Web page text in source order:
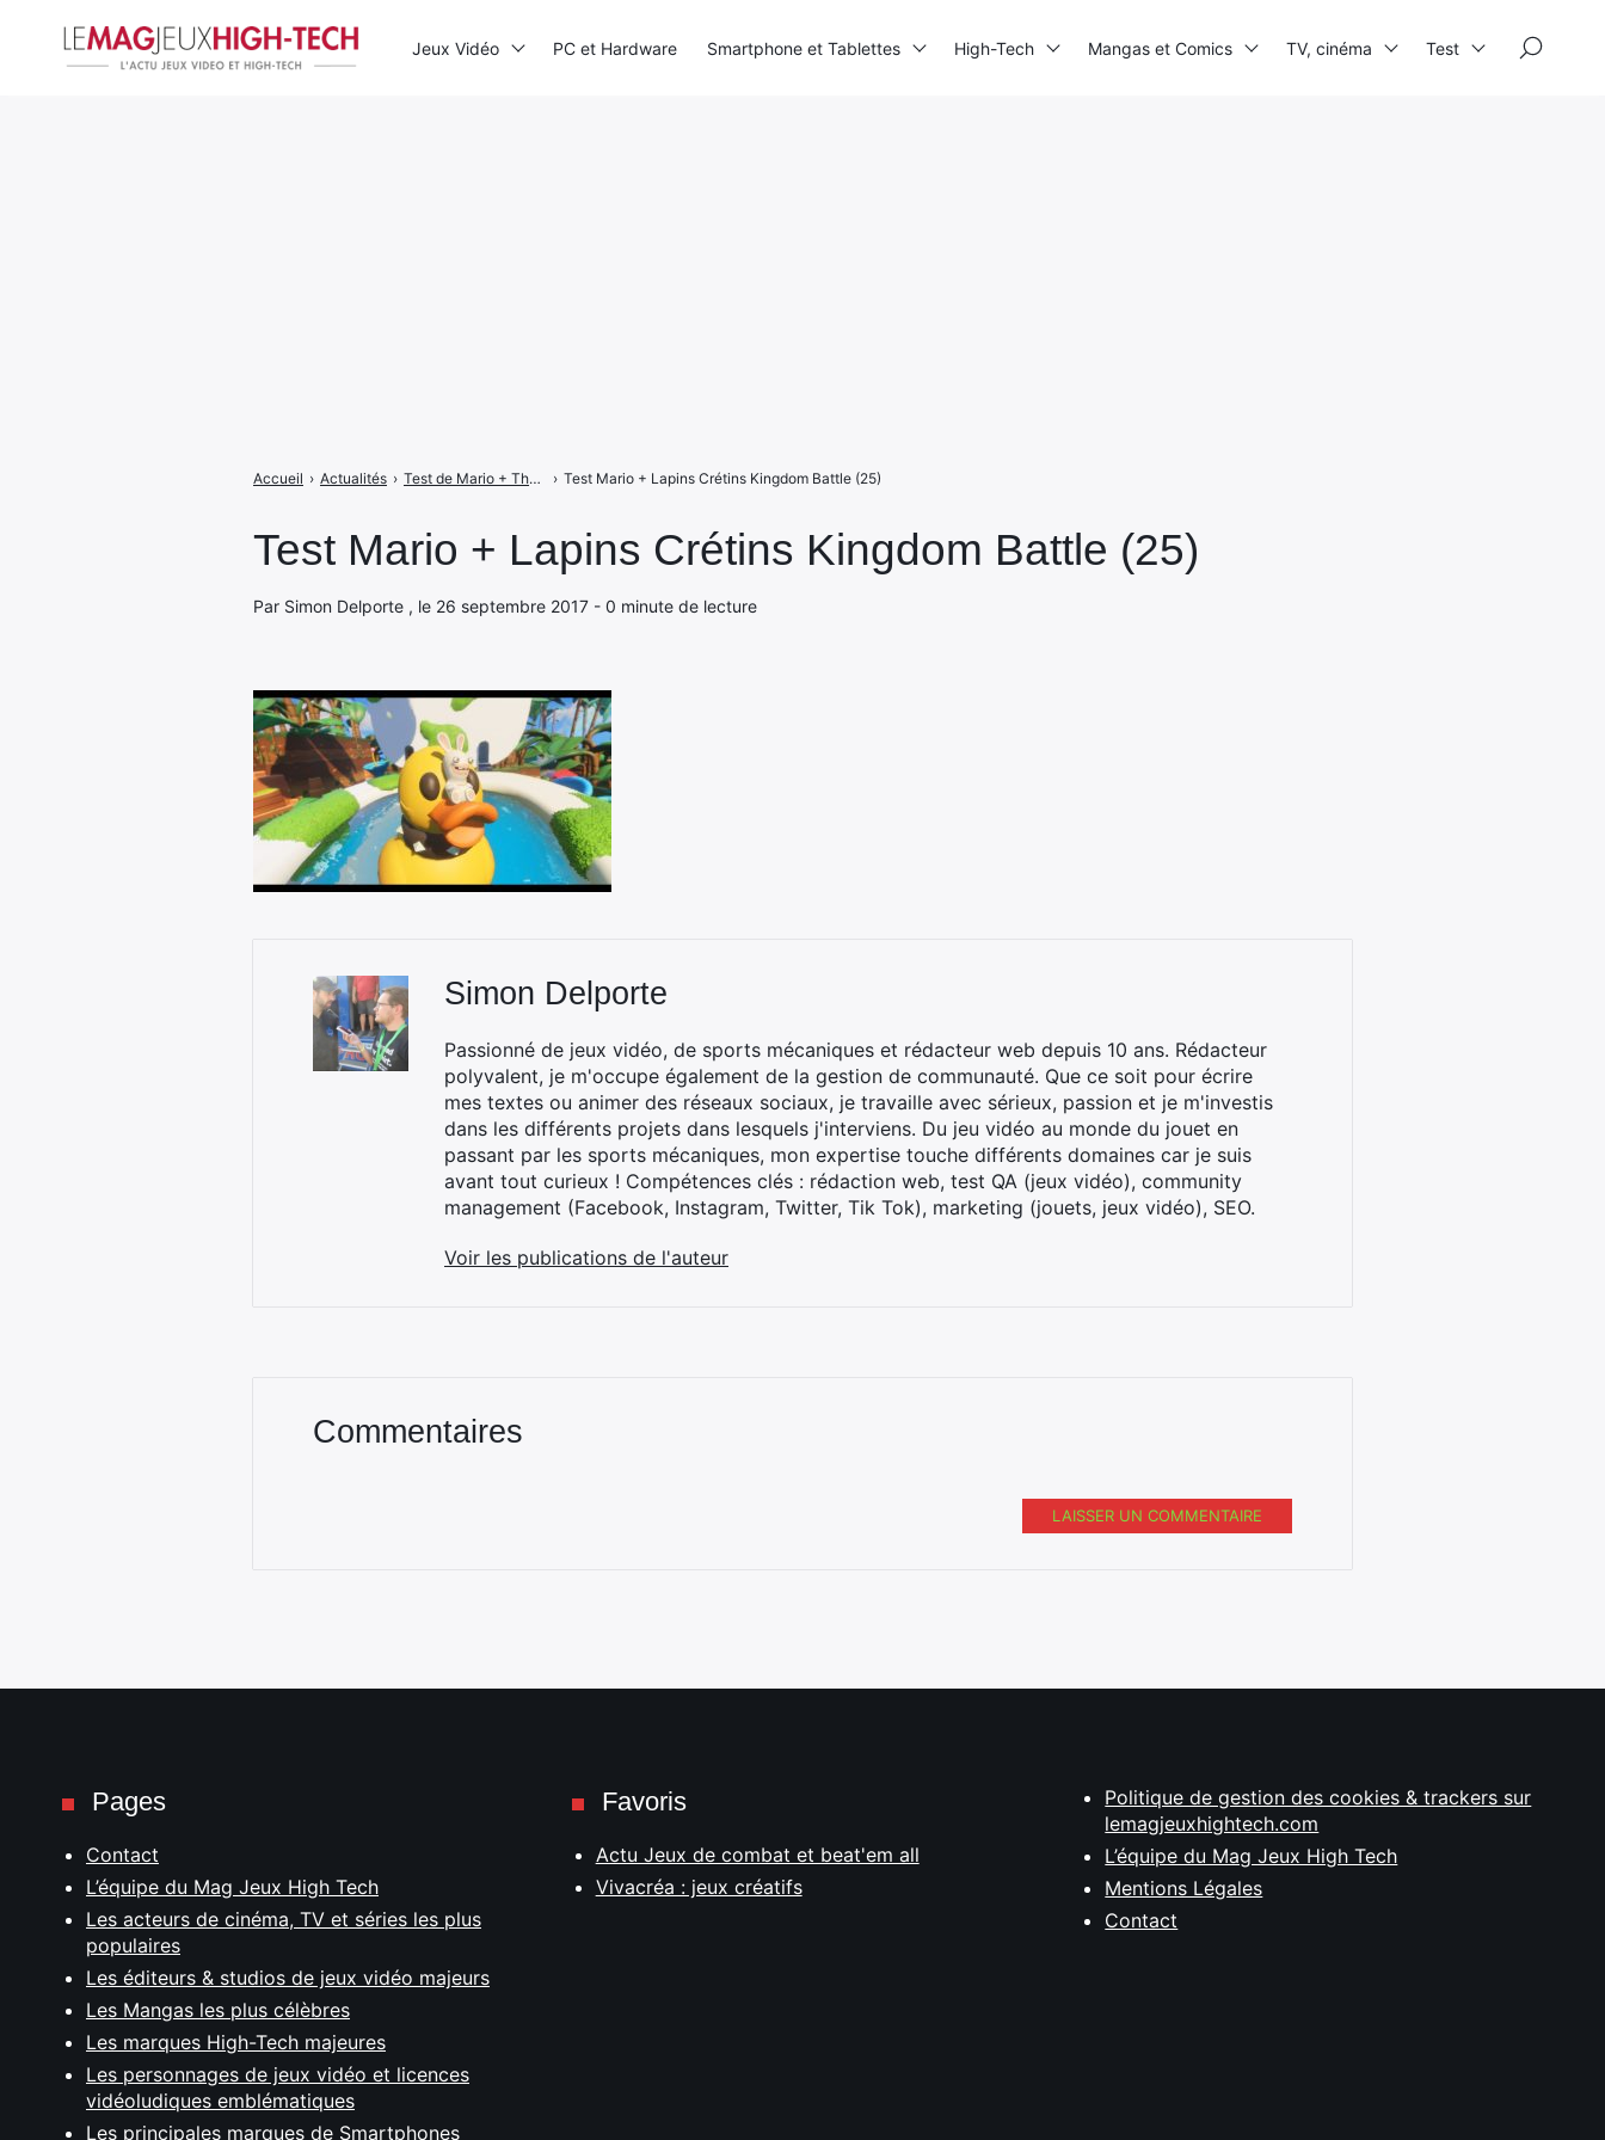
Test Mario + Lapins Crétins Kingdom Battle (25)
Par Simon Delporte , le 26 septembre 2017 - 0 minute de lecture
Accueil › Actualités › Test de Mario + The Lapins Crétins Kingdom Battle, le mariage parfait ? › Test Mario + Lapins Crétins Kingdom Battle (25)
Simon Delporte
Passionné de jeux vidéo, de sports mécaniques et rédacteur web depuis 10 ans. Rédacteur
polyvalent, je m'occupe également de la gestion de communauté. Que ce soit pour écrire
mes textes ou animer des réseaux sociaux, je travaille avec sérieux, passion et je m'investis
dans les différents projets dans lesquels j'interviens. Du jeu vidéo au monde du jouet en
passant par les sports mécaniques, mon expertise touche différents domaines car je suis
avant tout curieux ! Compétences clés : rédaction web, test QA (jeux vidéo), community
management (Facebook, Instagram, Twitter, Tik Tok), marketing (jouets, jeux vidéo), SEO.
Voir les publications de l'auteur
Commentaires
LAISSER UN COMMENTAIRE
Jeux Vidéo PC et Hardware Smartphone et Tablettes High-Tech Mangas et Comics TV, cinéma Test
Pages
Contact
L’équipe du Mag Jeux High Tech
Les acteurs de cinéma, TV et séries les plus
populaires
Les éditeurs & studios de jeux vidéo majeurs
Les Mangas les plus célèbres
Les marques High-Tech majeures
Les personnages de jeux vidéo et licences
vidéoludiques emblématiques
Les principales marques de Smartphones
Favoris
Actu Jeux de combat et beat'em all
Vivacréa : jeux créatifs
Politique de gestion des cookies & trackers sur
lemagjeuxhightech.com
L’équipe du Mag Jeux High Tech
Mentions Légales
Contact